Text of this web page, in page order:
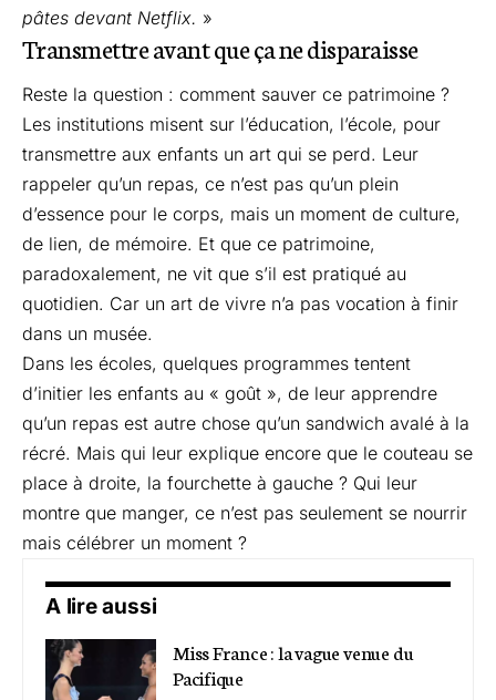
pâtes devant Netflix. »
Transmettre avant que ça ne disparaisse
Reste la question : comment sauver ce patrimoine ?
Les institutions misent sur l’éducation, l’école, pour
transmettre aux enfants un art qui se perd. Leur
rappeler qu’un repas, ce n’est pas qu’un plein
d’essence pour le corps, mais un moment de culture,
de lien, de mémoire. Et que ce patrimoine,
paradoxalement, ne vit que s’il est pratiqué au
quotidien. Car un art de vivre n’a pas vocation à finir
dans un musée.
Dans les écoles, quelques programmes tentent
d’initier les enfants au « goût », de leur apprendre
qu’un repas est autre chose qu’un sandwich avalé à la
récré. Mais qui leur explique encore que le couteau se
place à droite, la fourchette à gauche ? Qui leur
montre que manger, ce n’est pas seulement se nourrir
mais célébrer un moment ?
A lire aussi
Miss France : la vague venue du
Pacifique